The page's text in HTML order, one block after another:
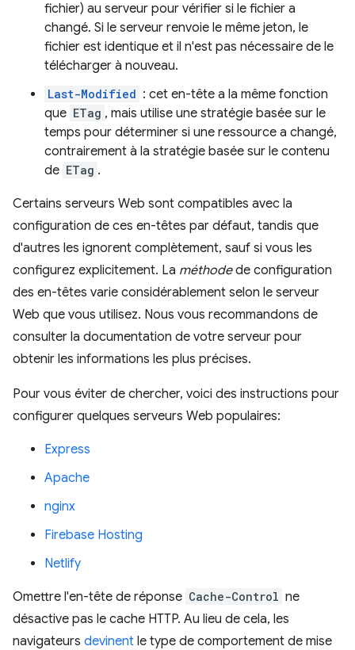
fichier) au serveur pour vérifier si le fichier a
changé. Si le serveur renvoie le même jeton, le
fichier est identique et il n'est pas nécessaire de le
télécharger à nouveau.
Last-Modified : cet en-tête a la même fonction
que ETag , mais utilise une stratégie basée sur le
temps pour déterminer si une ressource a changé,
contrairement à la stratégie basée sur le contenu
de ETag .
Certains serveurs Web sont compatibles avec la
configuration de ces en-têtes par défaut, tandis que
d'autres les ignorent complètement, sauf si vous les
configurez explicitement. La méthodede configuration
des en-têtes varie considérablement selon le serveur
Web que vous utilisez. Nous vous recommandons de
consulter la documentation de votre serveur pour
obtenir les informations les plus précises.
Pour vous éviter de chercher, voici des instructions pour
configurer quelques serveurs Web populaires:
Express
Apache
nginx
Firebase Hosting
Netlify
Omettre l'en-tête de réponse Cache-Control ne
désactive pas le cache HTTP. Au lieu de cela, les
navigateurs devinent le type de comportement de mise